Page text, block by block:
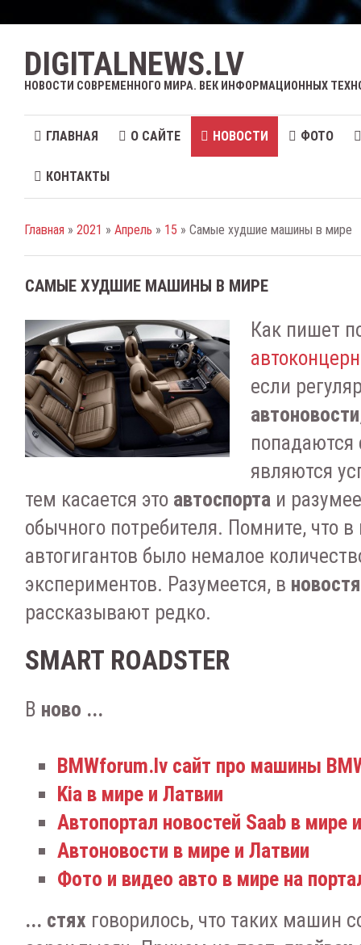
DIGITALNEWS.LV
НОВОСТИ СОВРЕМЕННОГО МИРА. ВЕК ИНФОРМАЦИОННЫХ
ГЛАВНАЯ О САЙТЕ НОВОСТИ ФОТО
КОНТАКТЫ
Главная » 2021 » Апрель » 15 » Самые худшие машины в мире
САМЫЕ ХУДШИЕ МАШИНЫ В МИРЕ
Как пишет
если
автоновости
попадаются
являются
тем касается это автоспорта и
обычного потребителя. Помните, что в
автогигантов было немалое
экспериментов. Разумеется, в
рассказывают редко.
SMART ROADSTER
В ново ...
BMWforum.lv сайт про машины
Kia в мире и Латвии
Автопортал новостей Saab в мире
Автоновости в мире и Латвии
Фото и видео авто в мире на
... стях говорилось, что таких машин